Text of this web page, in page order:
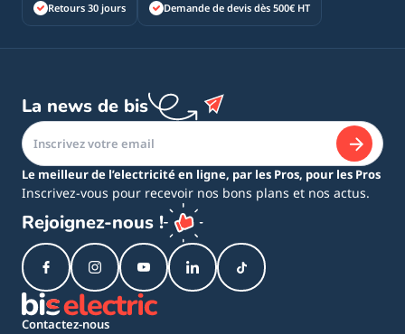
Retours 30 jours Demande de devis dès 500€ HT
La news de bis
Le meilleur de l’electricité en ligne, par les Pros, pour les Pros
Inscrivez-vous pour recevoir nos bons plans et nos actus.
Rejoignez-nous !
Contactez-nous